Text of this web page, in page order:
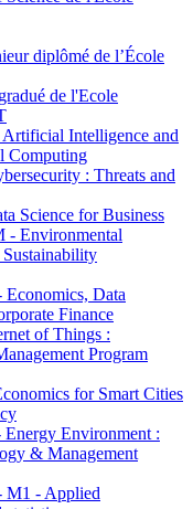
diplômé de l’École
de l'Ecole
Intelligence and
Computing
: Threats and
Science for Business
- Environmental
Data
Finance
of Things :
Program
for Smart Cities
Environment :
& Management
- Applied